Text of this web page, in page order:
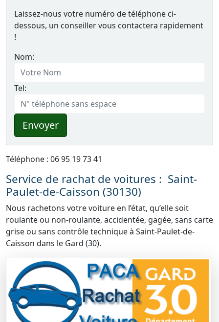
Laissez-nous votre numéro de téléphone ci-
dessous, un conseiller vous contactera rapidement
!
Nom:
Tel:
Envoyer
Téléphone : 06 95 19 73 41
Service de rachat de voitures : Saint-
Paulet-de-Caisson (30130)
Nous rachetons votre voiture en l’état, qu’elle soit
roulante ou non-roulante, accidentée, gagée, sans carte
grise ou sans contrôle technique à Saint-Paulet-de-
Caisson dans le Gard (30).